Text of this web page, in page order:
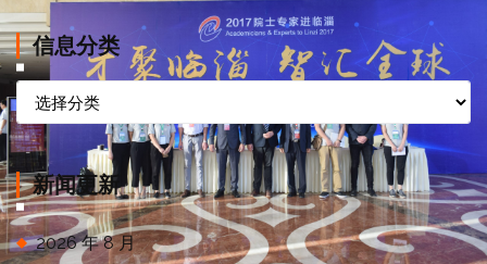
信息分类
信
息
分
类新闻更新
2026 年 8 月